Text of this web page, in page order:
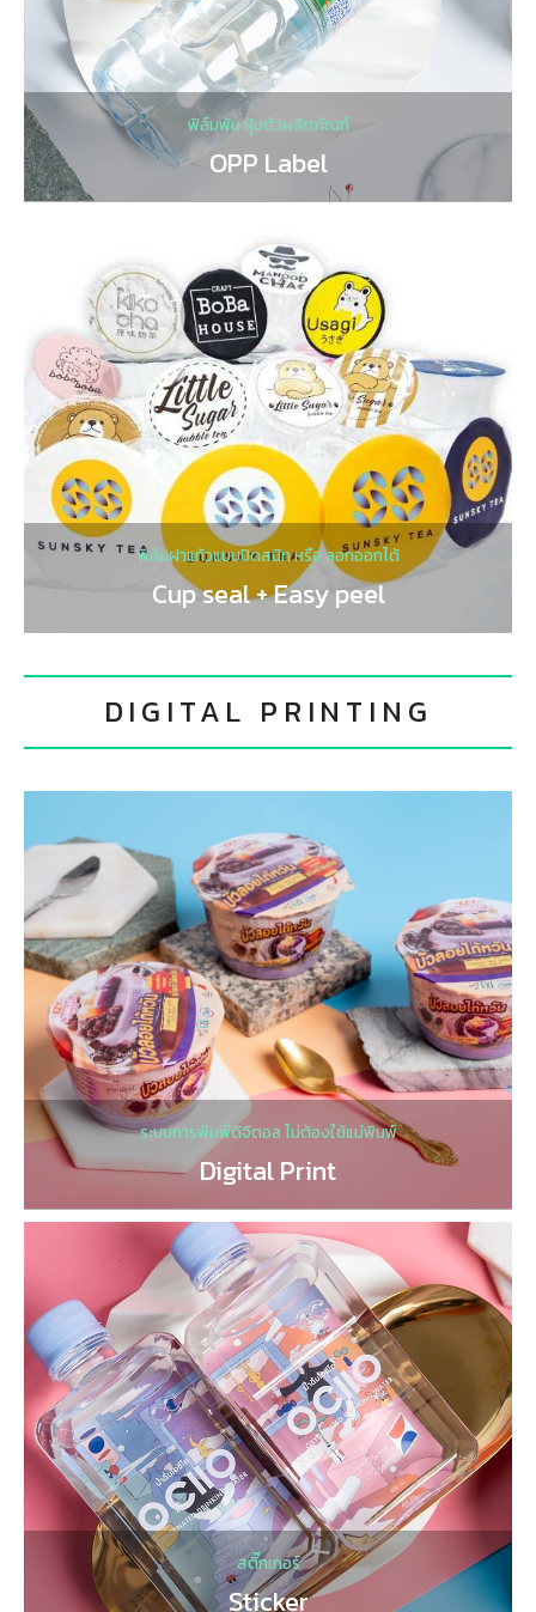
ฟิล์มพัน หุ้มตัวผลิตภัณฑ์
OPP Label
ฟิล์มฝาแก้วแบบปิดสนิท หรือ ลอกออกได้
Cup seal + Easy peel
DIGITAL PRINTING
ระบบการพิมพ์ดิจิตอล ไม่ต้องใช้แม่พิมพ์
Digital Print
สติ๊กเกอร์
Sticker